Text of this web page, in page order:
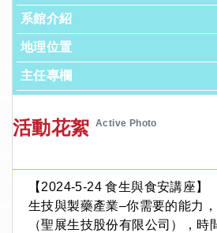
系館介紹
地理位置
主任專欄
活動花絮 Active Photo
【2024-5-24 食生與食安講座】
生技與製藥產業–你需要的能力
（聖展生技股份有限公司），時